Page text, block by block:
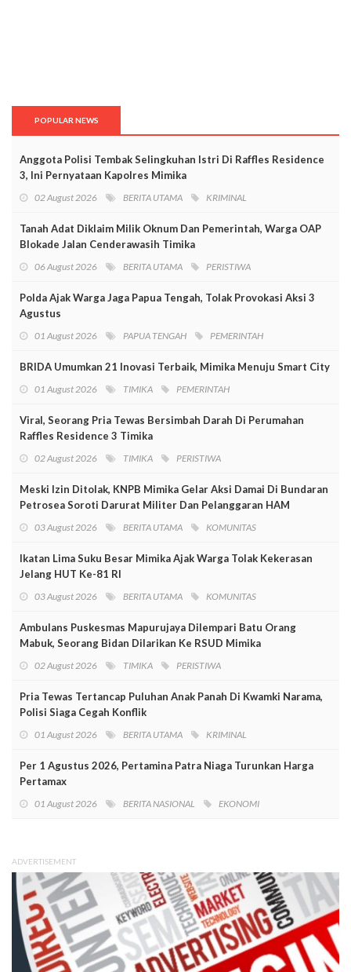
POPULAR NEWS
Anggota Polisi Tembak Selingkuhan Istri Di Raffles Residence
3, Ini Pernyataan Kapolres Mimika
02 August 2026 BERITA UTAMA KRIMINAL
Tanah Adat Diklaim Milik Oknum Dan Pemerintah, Warga OAP
Blokade Jalan Cenderawasih Timika
06 August 2026 BERITA UTAMA PERISTIWA
Polda Ajak Warga Jaga Papua Tengah, Tolak Provokasi Aksi 3
Agustus
01 August 2026 PAPUA TENGAH PEMERINTAH
BRIDA Umumkan 21 Inovasi Terbaik, Mimika Menuju Smart City
01 August 2026 TIMIKA PEMERINTAH
Viral, Seorang Pria Tewas Bersimbah Darah Di Perumahan
Raffles Residence 3 Timika
02 August 2026 TIMIKA PERISTIWA
Meski Izin Ditolak, KNPB Mimika Gelar Aksi Damai Di Bundaran
Petrosea Soroti Darurat Militer Dan Pelanggaran HAM
03 August 2026 BERITA UTAMA KOMUNITAS
Ikatan Lima Suku Besar Mimika Ajak Warga Tolak Kekerasan
Jelang HUT Ke-81 RI
03 August 2026 BERITA UTAMA KOMUNITAS
Ambulans Puskesmas Mapurujaya Dilempari Batu Orang
Mabuk, Seorang Bidan Dilarikan Ke RSUD Mimika
02 August 2026 TIMIKA PERISTIWA
Pria Tewas Tertancap Puluhan Anak Panah Di Kwamki Narama,
Polisi Siaga Cegah Konflik
01 August 2026 BERITA UTAMA KRIMINAL
Per 1 Agustus 2026, Pertamina Patra Niaga Turunkan Harga
Pertamax
01 August 2026 BERITA NASIONAL EKONOMI
ADVERTISEMENT